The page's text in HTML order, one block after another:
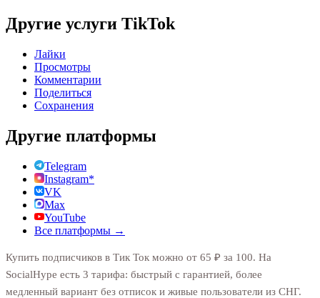
Другие услуги TikTok
Лайки
Просмотры
Комментарии
Поделиться
Сохранения
Другие платформы
Telegram
Instagram*
VK
Max
YouTube
Все платформы →
Купить подписчиков в Тик Ток можно от 65 ₽ за 100. На
SocialHype есть 3 тарифа: быстрый с гарантией, более
медленный вариант без отписок и живые пользователи из СНГ.